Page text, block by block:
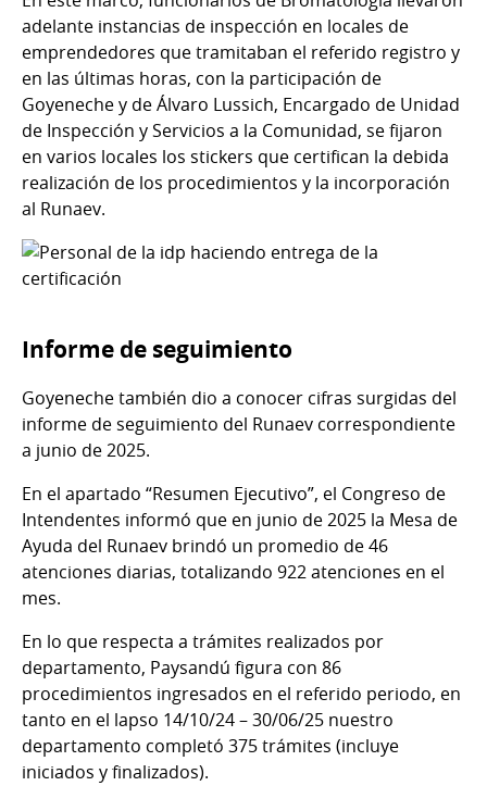
adelante instancias de inspección en locales de
emprendedores que tramitaban el referido registro y
en las últimas horas, con la participación de
Goyeneche y de Álvaro Lussich, Encargado de Unidad
de Inspección y Servicios a la Comunidad, se fijaron
en varios locales los stickers que certifican la debida
realización de los procedimientos y la incorporación
al Runaev.
Informe de seguimiento
Goyeneche también dio a conocer cifras surgidas del
informe de seguimiento del Runaev correspondiente
a junio de 2025.
En el apartado “Resumen Ejecutivo”, el Congreso de
Intendentes informó que en junio de 2025 la Mesa de
Ayuda del Runaev brindó un promedio de 46
atenciones diarias, totalizando 922 atenciones en el
mes.
En lo que respecta a trámites realizados por
departamento, Paysandú figura con 86
procedimientos ingresados en el referido periodo, en
tanto en el lapso 14/10/24 – 30/06/25 nuestro
departamento completó 375 trámites (incluye
iniciados y finalizados).